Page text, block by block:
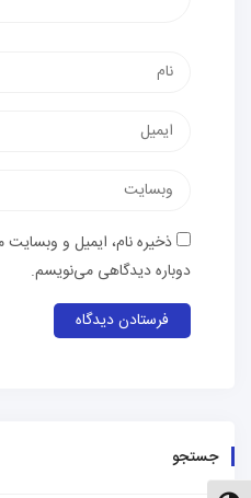
پست
وب‌سایت
ذخیره نام، ایمیل و وبسایت
دوباره دیدگاهی می‌نویسم.
جستجو